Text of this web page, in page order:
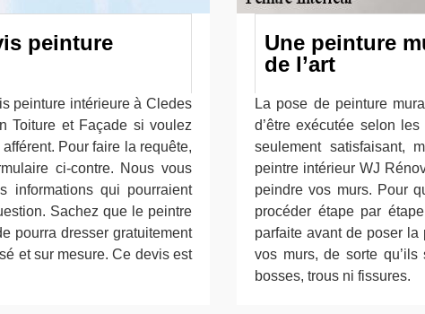
peinture
peinture intérieure à Cledes
Toiture et Façade si voulez
Pour faire la requête,
ci-contre. Nous vous
informations qui pourraient
Sachez que le peintre
pourra dresser gratuitement
et sur mesure. Ce devis est
Une peinture
de l’art
La pose de peinture
d’être exécutée selon
seulement satisfaisant,
peintre intérieur WJ
peindre vos murs. Pour
procéder étape par
parfaite avant de poser la
vos murs, de sorte qu’ils
bosses, trous ni fissures.